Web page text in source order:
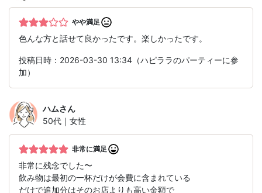
やや満足
色んな方と話せて良かったです。楽しかったです。
投稿日時：2026-03-30 13:34（ハピララのパーティーに参
加）
ハムさん
50代｜女性
非常に満足
非常に残念でした〜
飲み物は最初の一杯だけが会費に含まれている
だけで追加分はそのお店よりも高い金額で